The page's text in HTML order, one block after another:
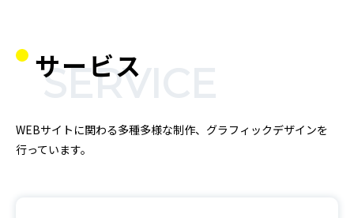
サービス
SERVICE
WEBサイトに関わる多種多様な制作、グラフィックデザインを
行っています。